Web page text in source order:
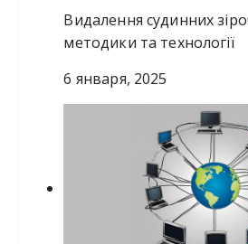
Видалення судинних
методики та технології
6 января, 2025